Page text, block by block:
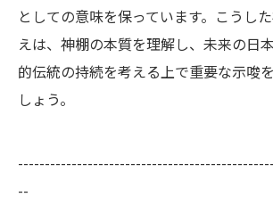
としての意味を保っています。こうし
えは、神棚の本質を理解し、未来の日
的伝統の持続を考える上で重要な示唆
しょう。
--